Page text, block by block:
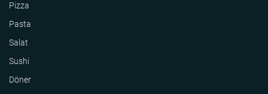
Pizza
Pasta
Salat
Sushi
Döner